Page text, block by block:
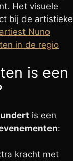
Het visuele
bij de artistieke
Nuno
in de regio
is een
is een
:
kracht met